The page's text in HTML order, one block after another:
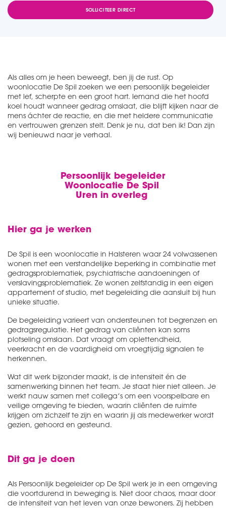
SOLLICITEER DIRECT
Als alles om je heen beweegt, ben jij de rust. Op
woonlocatie De Spil zoeken we een persoonlijk begeleider
met lef, scherpte en een groot hart. Iemand die het hoofd
koel houdt wanneer gedrag omslaat, die blijft kijken naar de
mens áchter de reactie, en die met heldere communicatie
en vertrouwen grenzen stelt. Denk je nu, dat ben ik! Dan zijn
wij benieuwd naar je verhaal.
Persoonlijk begeleider
Woonlocatie De Spil
Uren in overleg
Hier ga je werken
De Spil is een woonlocatie in Halsteren waar 24 volwassenen
wonen met een verstandelijke beperking in combinatie met
gedragsproblematiek, psychiatrische aandoeningen of
verslavingsproblematiek. Ze wonen zelfstandig in een eigen
appartement of studio, met begeleiding die aansluit bij hun
unieke situatie.
De begeleiding varieert van ondersteunen tot begrenzen en
gedragsregulatie. Het gedrag van cliënten kan soms
plotseling omslaan. Dat vraagt om oplettendheid,
veerkracht en de vaardigheid om vroegtijdig signalen te
herkennen.
Wat dit werk bijzonder maakt, is de intensiteit én de
samenwerking binnen het team. Je staat hier niet alleen. Je
werkt nauw samen met collega’s om een voorspelbare en
veilige omgeving te bieden, waarin cliënten de ruimte
krijgen om zichzelf te zijn en waarin jij als medewerker wordt
gezien, gehoord en gesteund.
Dit ga je doen
Als Persoonlijk begeleider op De Spil werk je in een omgeving
die voortdurend in beweging is. Niet door chaos, maar door
de intensiteit van het leven van onze bewoners. Zij hebben